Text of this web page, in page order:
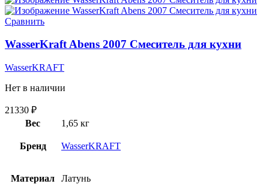
Сравнить
WasserKraft Abens 2007 Смеситель для кухни
WasserKRAFT
Нет в наличии
21330 ₽
Вес
1,65 кг
Бренд WasserKRAFT
Материал Латунь